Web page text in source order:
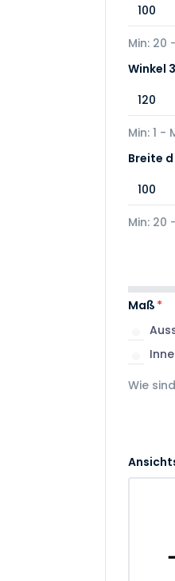
Min: 20
Winkel
Min: 1 -
Breite
Min: 20
Maß *
Wie